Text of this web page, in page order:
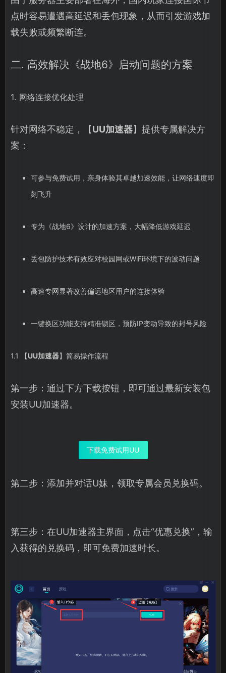
点时容易遭遇高延迟和丢包现象，从而引发游戏加
载失败或频繁断连。
二. 高效解决《战地6》启动问题的方案
1. 网络连接优化处理
针对网络不稳定，【UU加速器】提供专属解决方
案：
可参与免费试用，亲身体验其卓越加速效能，让网络速度即
刻飞升
专为《战地6》设计的加速方案，大幅降低游戏延迟
丢包防护技术有效应对校园网或WiFi环境下的波动问题
高速专网显著改善偏远地区用户的连接体验
一键换区功能支持精准锁区，预防IP变动导致的封号风险
1.1 【UU加速器】简易操作流程
第一步：通过下方下载按钮，即可通过最新安装包
安装UU加速器。
下载免费试用UU
第二步：添加并对话U妹，领取专属会员兑换码。
第三步：在UU加速器主界面，点击“优惠兑换”，输
入获得的兑换码，即可免费加速时长。